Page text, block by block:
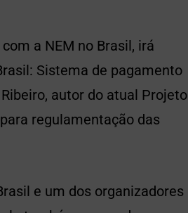
a NEM no Brasil, irá
Sistema de pagamento
autor do atual Projeto
regulamentação das
e um dos organizadores